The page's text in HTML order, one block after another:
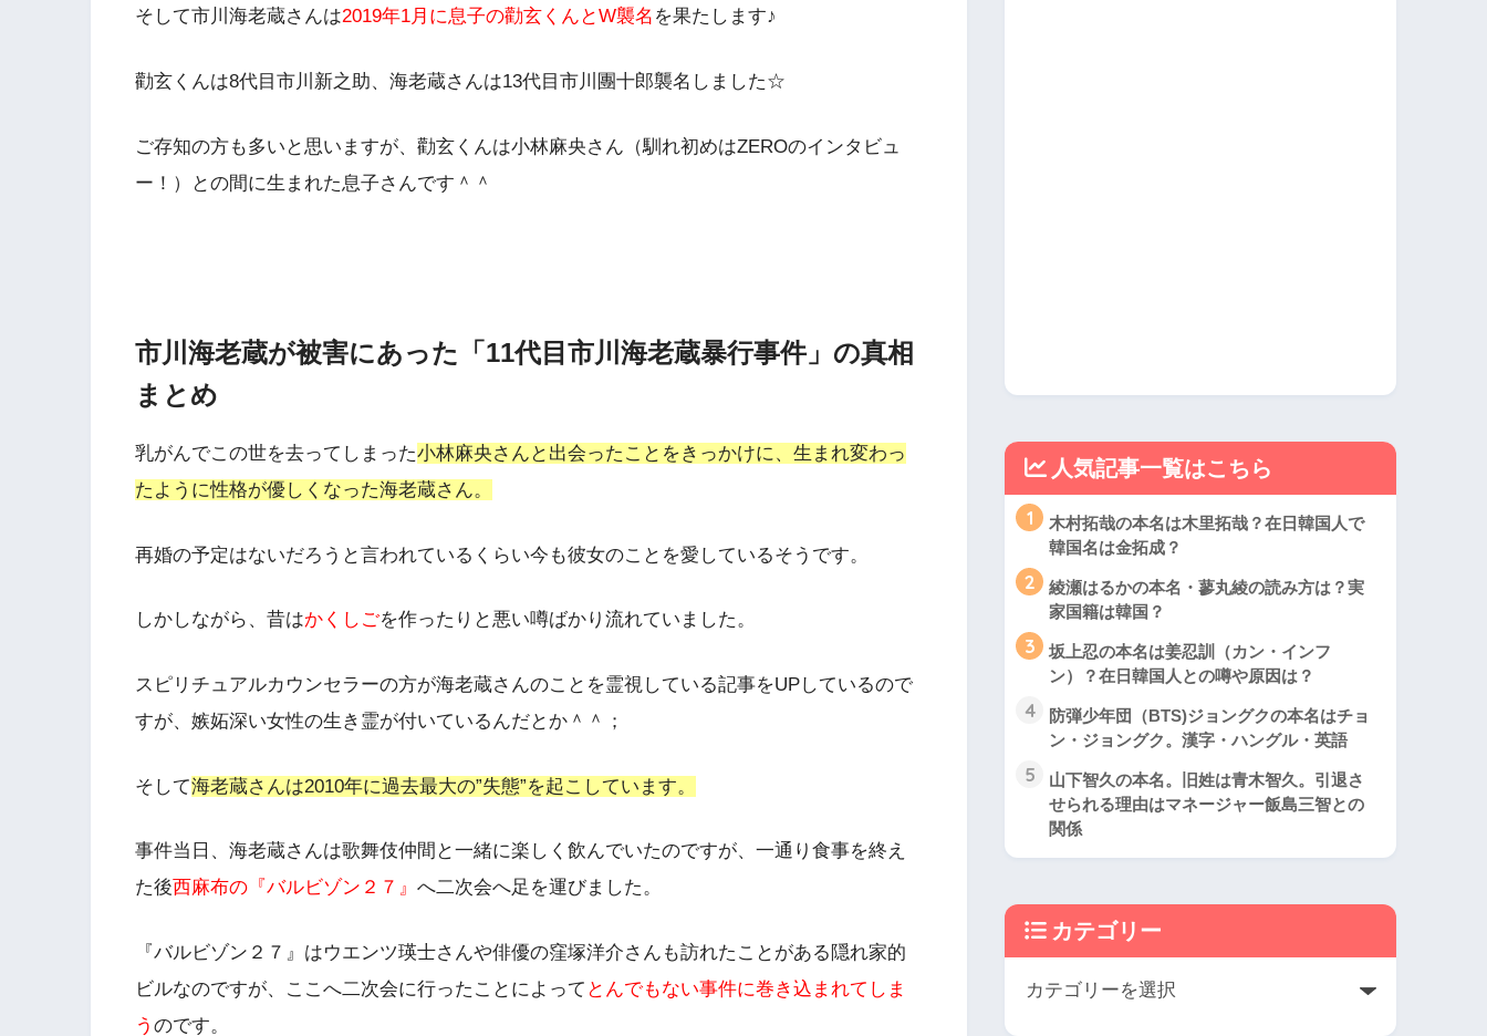
そして市川海老蔵さんは2019年1月に息子の勸玄くんとW襲名 を果たします♪
勸玄くんは8代目市川新之助、海老蔵さんは13代目市川團十郎襲名しました☆
ご存知の方も多いと思いますが、 勸玄くんは小林麻央さん（馴れ初めはZEROのインタビュ
ー！）との間に生まれた息子さんです＾＾
市川海老蔵が被害にあった「11代目市川海老蔵暴行事件」の真相
まとめ
乳がんでこの世を去ってしまった小林麻央さんと出会ったことをきっかけに、生まれ変わっ
たように性格が優しくなった海老蔵さん。
再婚の予定はないだろうと言われているくらい今も彼女のことを愛しているそうです。
しかしながら、昔はかくしごを作ったりと悪い噂ばかり流れていました。
スピリチュアルカウンセラーの方が海老蔵さんのことを霊視している記事をUPしているので
すが、 嫉妬深い女性の生き霊が付いているんだとか＾＾；
そして海老蔵さんは2010年に過去最大の”失態”を起こしています。
事件当日、海老蔵さんは歌舞伎仲間と一緒に楽しく飲んでいたのですが、一通り食事を終え
た後西麻布の『バルビゾン２７』 へ二次会へ足を運びました。
『バルビゾン２７』はウエンツ瑛士さんや俳優の窪塚洋介さんも訪れたことがある隠れ家的
ビルなのですが、ここへ二次会に行ったことによって とんでもない事件に巻き込まれてしま
う のです。
人気記事一覧はこちら
1
木村拓哉の本名は木里拓哉？在日韓国人で
韓国名は金拓成？
2
綾瀬はるかの本名・蓼丸綾の読み方は？実
家国籍は韓国？
3
坂上忍の本名は姜忍訓（カン・インフ
ン）？在日韓国人との噂や原因は？
4
防弾少年団（BTS)ジョングクの本名はチョ
ン・ジョングク。漢字・ハングル・英語
5
山下智久の本名。旧姓は青木智久。引退さ
せられる理由はマネージャー飯島三智との
関係
カテゴリー